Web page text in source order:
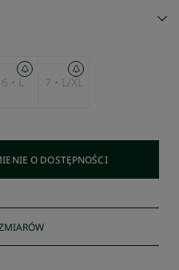
6 • L 7 • L/XL
O DOSTĘPNOŚCI